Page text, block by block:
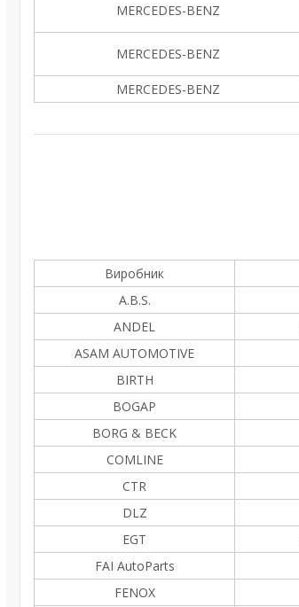
MERCEDES-BENZ
MERCEDES-BENZ
MERCEDES-BENZ
Виробник
A.B.S.
ANDEL
ASAM AUTOMOTIVE
BIRTH
BOGAP
BORG & BECK
COMLINE
CTR
DLZ
EGT
FAI AutoParts
FENOX